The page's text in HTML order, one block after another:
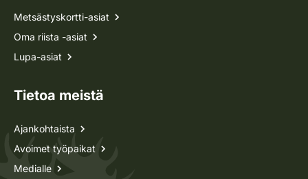
Metsästyskortti-asiat
Oma riista -asiat
Lupa-asiat
Tietoa meistä
Ajankohtaista
Avoimet työpaikat
Medialle